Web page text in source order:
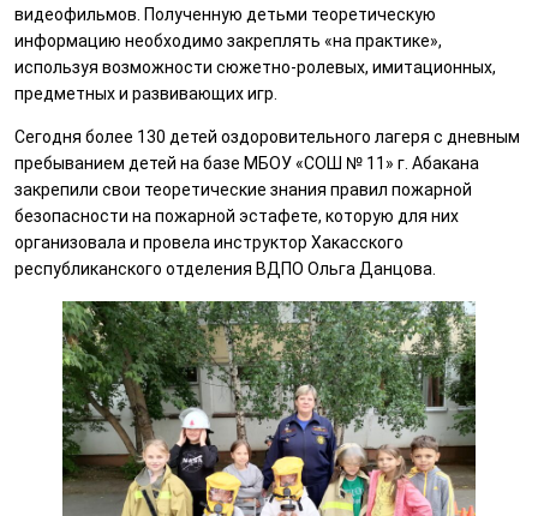
видеофильмов. Полученную детьми теоретическую
информацию необходимо закреплять «на практике»,
используя возможности сюжетно-ролевых, имитационных,
предметных и развивающих игр.
Сегодня более 130 детей оздоровительного лагеря с дневным
пребыванием детей на базе МБОУ «СОШ № 11» г. Абакана
закрепили свои теоретические знания правил пожарной
безопасности на пожарной эстафете, которую для них
организовала и провела инструктор Хакасского
республиканского отделения ВДПО Ольга Данцова.